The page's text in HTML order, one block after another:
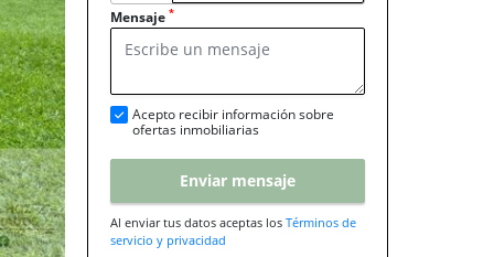
Mensaje *
Acepto recibir información sobre
ofertas inmobiliarias
Enviar mensaje
Al enviar tus datos aceptas los Términos de
servicio y privacidad